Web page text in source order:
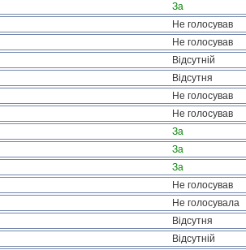
За
Не голосував
Не голосував
Відсутній
Відсутня
Не голосував
Не голосував
За
За
За
Не голосував
Не голосувала
Відсутня
Відсутній